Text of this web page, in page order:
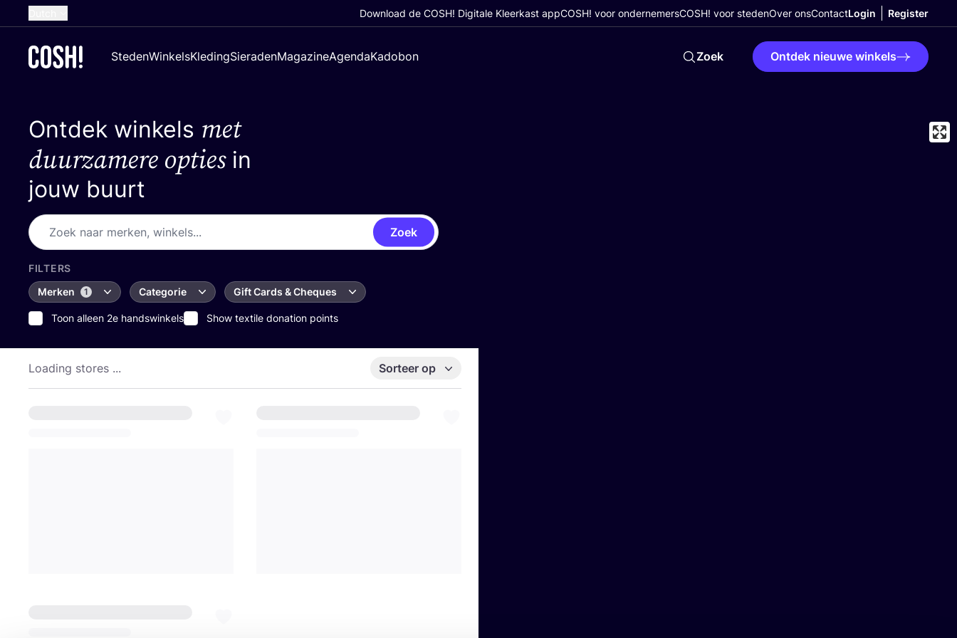
French
German
Croatian
Download de COSH! Digitale Kleerkast appCOSH! voor ondernemersCOSH! voor stedenOver onsContactLogin Register
StedenWinkelsKledingSieradenMagazineAgendaKadobon Zoek Ontdek nieuwe winkels
Ontdek winkels met
duurzamere optiesin
jouw buurt
Zoek
FILTERS
Merken
1 Categorie Gift Cards & Cheques
Toon alleen 2e handswinkels Show textile donation points
Loading stores ... Sorteer op